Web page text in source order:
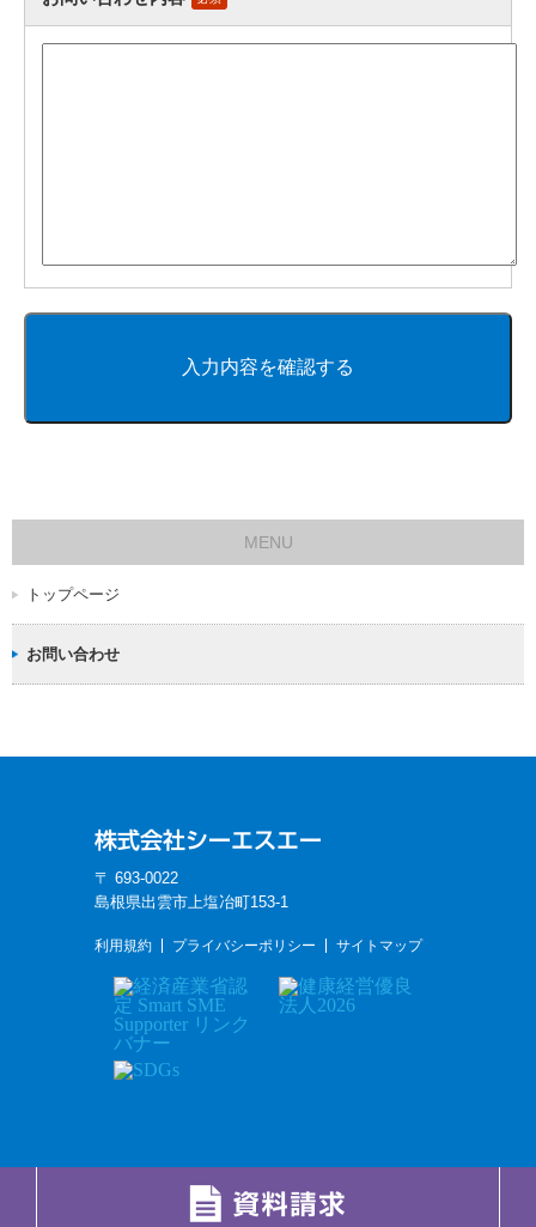
MENU
トップページ
お問い合わせ
〒 693-0022
島根県出雲市上塩冶町153-1
利用規約 プライバシーポリシー サイトマップ
Copyright(C) 2012-2026 CSA Co.,ltd. All Rights Reserved.